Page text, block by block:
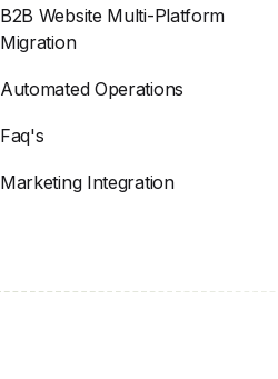
B2B Website Multi-Platform
Migration
Automated Operations
Faq's
Marketing Integration